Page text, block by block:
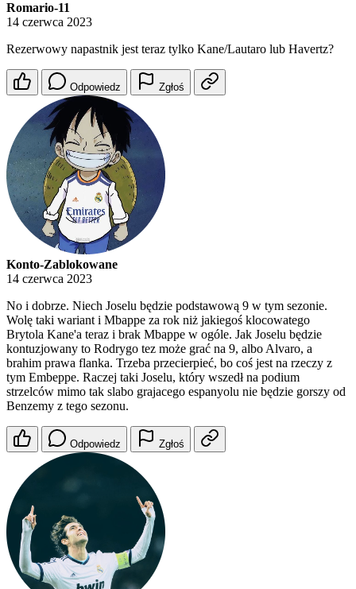
Romario-11
14 czerwca 2023
Rezerwowy napastnik jest teraz tylko Kane/Lautaro lub Havertz?
Odpowiedz Zgłoś
Konto-Zablokowane
14 czerwca 2023
No i dobrze. Niech Joselu będzie podstawową 9 w tym sezonie.
Wolę taki wariant i Mbappe za rok niż jakiegoś klocowatego
Brytola Kane'a teraz i brak Mbappe w ogóle. Jak Joselu będzie
kontuzjowany to Rodrygo tez może grać na 9, albo Alvaro, a
brahim prawa flanka. Trzeba przecierpieć, bo coś jest na rzeczy z
tym Embeppe. Raczej taki Joselu, który wszedł na podium
strzelców mimo tak slabo grajacego espanyolu nie będzie gorszy od
Benzemy z tego sezonu.
Odpowiedz Zgłoś